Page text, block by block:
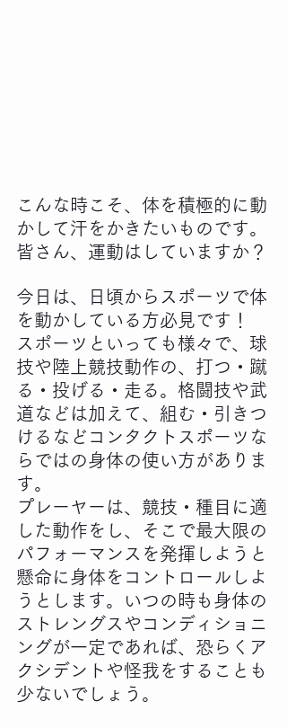
こんな時こそ、体を積極的に動
かして汗をかきたいものです。
皆さん、運動はしていますか？
今日は、日頃からスポーツで体
を動かしている方必見です！
スポーツといっても様々で、球
技や陸上競技動作の、打つ・蹴
る・投げる・走る。格闘技や武
道などは加えて、組む・引きつ
けるなどコンタクトスポーツな
らではの身体の使い方がありま
す。
プレーヤーは、競技・種目に適
した動作をし、そこで最大限の
パフォーマンスを発揮しようと
懸命に身体をコントロールしよ
うとします。いつの時も身体の
ストレングスやコンディショニ
ングが一定であれば、恐らくア
クシデントや怪我をすることも
少ないでしょう。